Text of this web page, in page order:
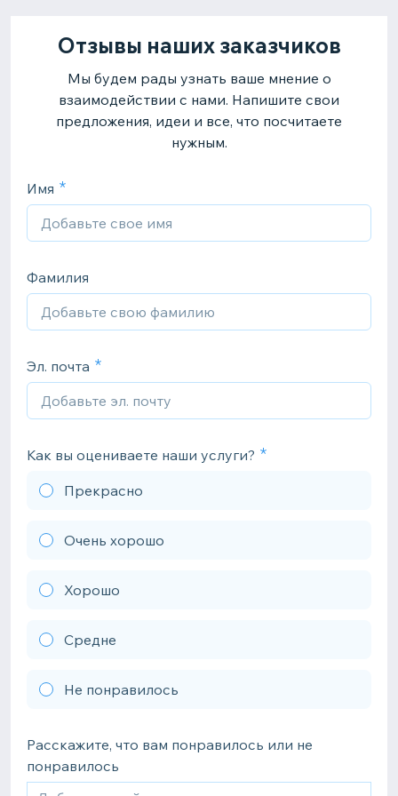
Отзывы наших заказчиков
Мы будем рады узнать ваше мнение о
взаимодействии с нами. Напишите свои
предложения, идеи и все, что посчитаете
нужным.
Имя
Фамилия
Эл. почта
Как вы оцениваете наши услуги?
Прекрасно
Очень хорошо
Хорошо
Средне
Не понравилось
Расскажите, что вам понравилось или не
понравилось